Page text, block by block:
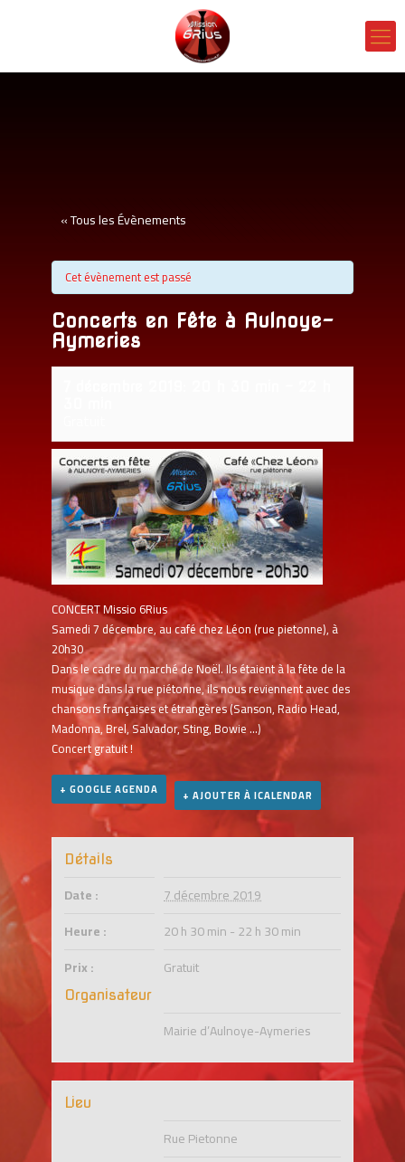
« Tous les Évènements
Cet évènement est passé
Concerts en Fête à Aulnoye-
Aymeries
CONCERT Missio 6Rius
Samedi 7 décembre, au café chez Léon (rue pietonne), à
20h30
Dans le cadre du marché de Noël. Ils étaient à la fête de la
musique dans la rue piétonne, ils nous reviennent avec des
chansons françaises et étrangères (Sanson, Radio Head,
Madonna, Brel, Salvador, Sting, Bowie …)
Concert gratuit !
+ GOOGLE AGENDA + AJOUTER À ICALENDAR
Détails
Date :
7 décembre 2019
Heure :
20 h 30 min - 22 h 30 min
Prix :
Gratuit
Organisateur
Mairie d’Aulnoye-Aymeries
Lieu
Rue Pietonne